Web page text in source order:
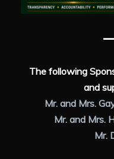
The following
and
Mr. and Mrs.
Mr. and Mrs.
Mr.